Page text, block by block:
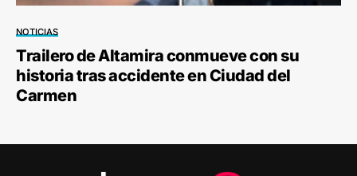
NOTICIAS
Trailero de Altamira conmueve con su
historia tras accidente en Ciudad del
Carmen